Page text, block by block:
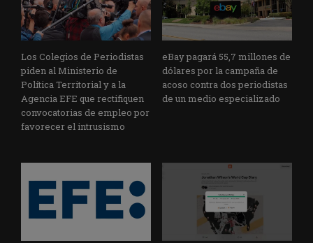
Los Colegios de Periodistas
piden al Ministerio de
Política Territorial y a la
Agencia EFE que rectifiquen
convocatorias de empleo por
favorecer el intrusismo
eBay pagará 55,7 millones de
dólares por la campaña de
acoso contra dos periodistas
de un medio especializado